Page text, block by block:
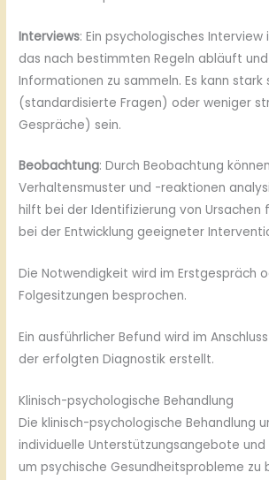
Interviews: Ein psychologisches Interview
das nach bestimmten Regeln abläuft
Informationen zu sammeln. Es kann
(standardisierte Fragen) oder weniger
Gespräche) sein.
Beobachtung: Durch Beobachtung können
Verhaltensmuster und -reaktionen
hilft bei der Identifizierung von Ursachen
bei der Entwicklung geeigneter
Die Notwendigkeit wird im Erstgespräch
Folgesitzungen besprochen.
Ein ausführlicher Befund wird im
der erfolgten Diagnostik erstellt.
Klinisch-psychologische Behandlung
Die klinisch-psychologische Behandlung
individuelle Unterstützungsangebote
um psychische Gesundheitsprobleme zu